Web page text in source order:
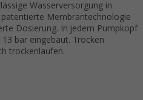
Wasserversorgung in
Membrantechnologie
Dosierung. In jedem Pumpkopf
bar eingebaut. Trocken
trockenlaufen.